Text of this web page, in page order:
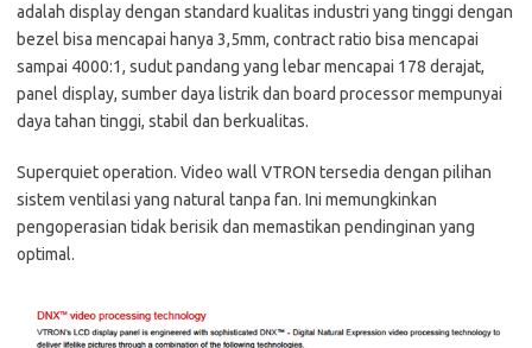
adalah display dengan standard kualitas industri yang tinggi dengan
bezel bisa mencapai hanya 3,5mm, contract ratio bisa mencapai
sampai 4000:1, sudut pandang yang lebar mencapai 178 derajat,
panel display, sumber daya listrik dan board processor mempunyai
daya tahan tinggi, stabil dan berkualitas.
Superquiet operation. Video wall VTRON tersedia dengan pilihan
sistem ventilasi yang natural tanpa fan. Ini memungkinkan
pengoperasian tidak berisik dan memastikan pendinginan yang
optimal.